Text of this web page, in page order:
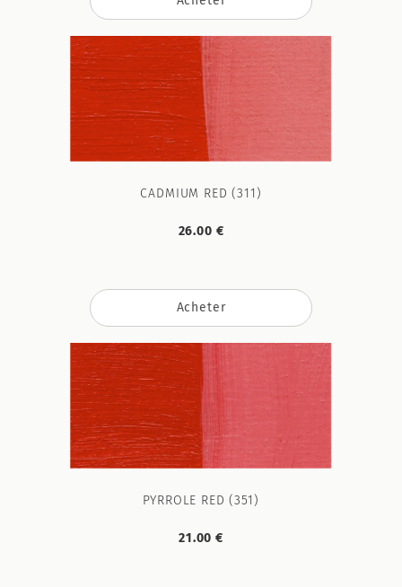
CADMIUM RED (311)
26.00 €
Acheter
PYRROLE RED (351)
21.00 €